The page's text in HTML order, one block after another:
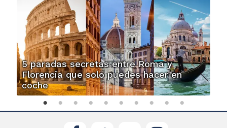
5 paradas secretas entre Roma y
Florencia que solo puedes hacer en
coche